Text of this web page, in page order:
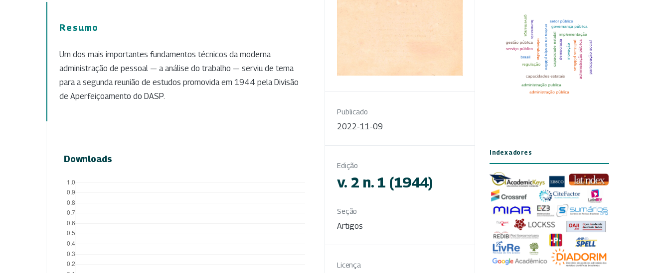
Resumo
Um dos mais importantes fundamentos técnicos da moderna
administração de pessoal — a análise do trabalho — serviu de tema
para a segunda reunião de estudos promovida em 1944 pela Divisão
de Aperfeiçoamento do DASP.
Downloads
Publicado
2022-11-09
Edição
v. 2 n. 1 (1944)
Seção
Artigos
Licença
Indexadores